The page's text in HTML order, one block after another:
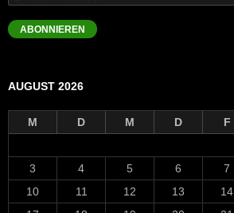
Mail-
Adresse
ABONNIEREN
AUGUST 2026
M D M D F
3
4 5 6 7
10
11 12 13 14